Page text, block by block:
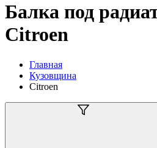
Балка под
Citroen
Главная
Кузовщина
Citroen